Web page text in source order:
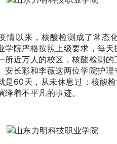
以来，核酸检测成了常态化
学院严格按照上级要求，每
所近万人的校区，核酸检测
安长彩和李薇这两位学院护
是60天，从未休息过；核酸
着不平凡的事迹。